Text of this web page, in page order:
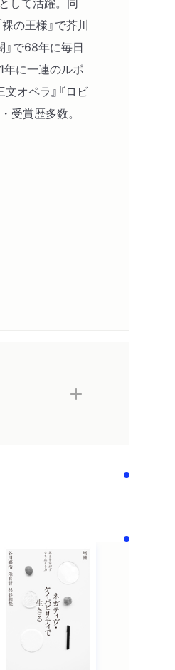
の王様』で芥川
で68年に毎日
年に一連のルポ
オペラ』『ロビ
受賞歴多数。